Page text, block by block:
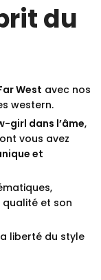
du
West avec nos
western.
girl dans l’âme,
vous avez
et
et son
liberté du style